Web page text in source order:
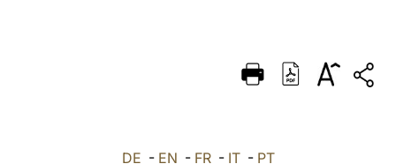
DEUTSCH
DE - EN - FR- IT- PT